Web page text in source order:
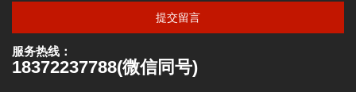
提交留言
服务热线：
18372237788(微信同号)